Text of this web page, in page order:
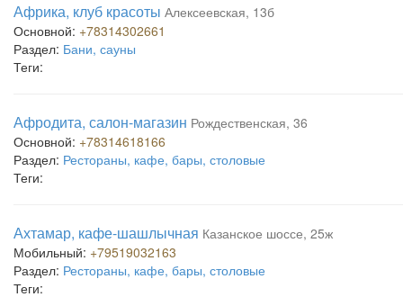
Африка, клуб красоты Алексеевская, 13б
Основной: +78314302661
Раздел: Бани, сауны
Теги:
Афродита, салон-магазин Рождественская, 36
Основной: +78314618166
Раздел: Рестораны, кафе, бары, столовые
Теги:
Ахтамар, кафе-шашлычная Казанское шоссе, 25ж
Мобильный: +79519032163
Раздел: Рестораны, кафе, бары, столовые
Теги: